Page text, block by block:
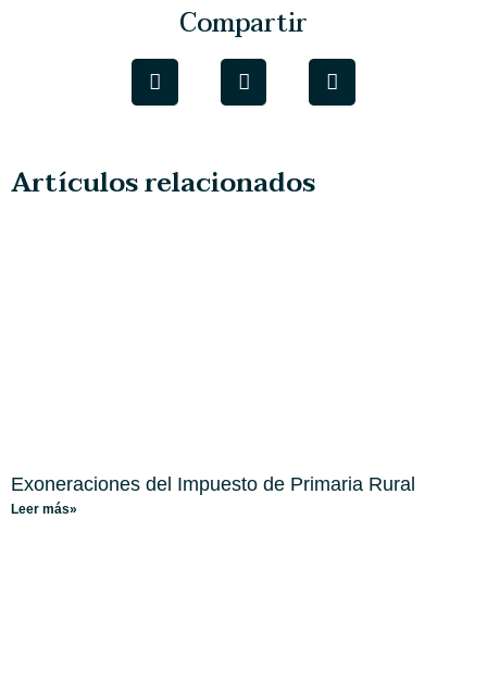
Compartir
Artículos relacionados
Exoneraciones del Impuesto de Primaria Rural
Leer más»